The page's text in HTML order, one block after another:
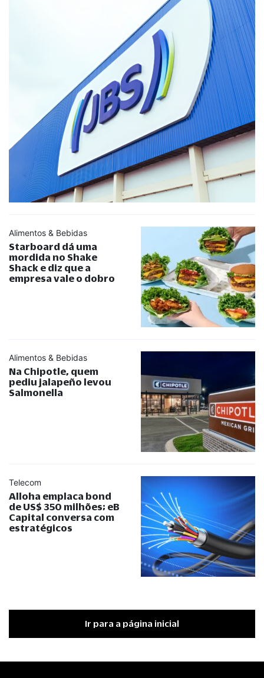
Alimentos & Bebidas
Starboard dá uma
mordida no Shake
Shack e diz que a
empresa vale o dobro
Alimentos & Bebidas
Na Chipotle, quem
pediu jalapeño levou
Salmonella
Telecom
Alloha emplaca bond
de US$ 350 milhões; eB
Capital conversa com
estratégicos
Ir para a página inicial